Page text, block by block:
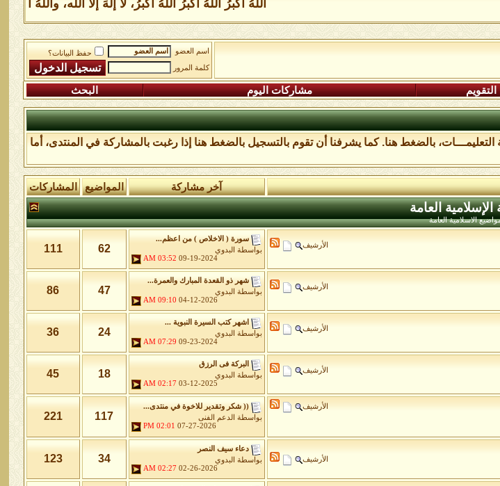
اللهُ أكبرُ اللهُ أكبرُ اللهُ أكبرُ، لا إلهَ إلَّا الله، واللهُ
اسم العضو
حفظ البيانات؟
كلمة المرور
التقويم مشاركات اليوم البحث
بالضغط هنا. كما يشرفنا أن تقومبالتسجيل بالضغط هناإذا رغبت بالمشاركة في المنتدى، أما
آخر مشاركة المواضيع المشاركات
اﻹسلامية العامة
الاسلامية العامة
الأرشيف
سورة ( الاخلاص ) من اعظم...
بواسطة
البدوي
09-19-2024
03:52 AM
62
111
الأرشيف
شهر ذو القعدة المبارك والعمرة...
بواسطة
البدوي
04-12-2026
09:10 AM
47
86
الأرشيف
اشهر كتب السيرة النبوية ...
بواسطة
البدوي
09-23-2024
07:29 AM
24
36
الأرشيف
البركة فى الرزق
بواسطة
البدوي
03-12-2025
02:17 AM
18
45
الأرشيف
(( شكر وتقدير للاخوة في منتدى...
بواسطة
الدعم الفنى
07-27-2026
02:01 PM
117
221
الأرشيف
دعاء سيف النصر
بواسطة
البدوي
02-26-2026
02:27 AM
34
123